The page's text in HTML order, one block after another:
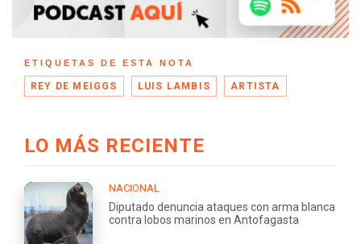
ETIQUETAS DE ESTA NOTA
REY DE MEIGGS LUIS LAMBIS ARTISTA
LO MÁS RECIENTE
NACIONAL
Diputado denuncia ataques con arma blanca
contra lobos marinos en Antofagasta